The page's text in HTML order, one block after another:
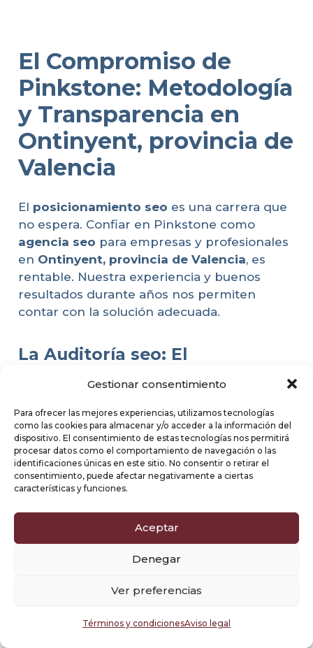
Gestionar consentimiento
Para ofrecer las mejores experiencias, utilizamos tecnologías
como las cookies para almacenar y/o acceder a la información del
dispositivo. El consentimiento de estas tecnologías nos permitirá
procesar datos como el comportamiento de navegación o las
identificaciones únicas en este sitio. No consentir o retirar el
consentimiento, puede afectar negativamente a ciertas
características y funciones.
Aceptar
Denegar
Ver preferencias
Términos y condicionesAviso legal
El Compromiso de
Pinkstone: Metodología
y Transparencia en
Ontinyent, provincia de
Valencia
El posicionamiento seo es una carrera que
no espera. Confiar en Pinkstone como
agencia seo para empresas y profesionales
en Ontinyent, provincia de Valencia, es
rentable. Nuestra experiencia y buenos
resultados durante años nos permiten
contar con la solución adecuada.
La Auditoría seo: El
Diagnóstico Inicial y la Hoja de
Nuestro servicio siempre comienza con una
auditoría integral que establece los
cimientos para el éxito. Este estudio
exhaustivo nos permite saber exactamente
verdaderos competidores, un paso
fundamental para crear la arquitectura